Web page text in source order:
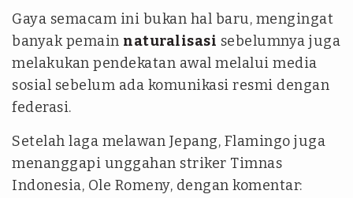
Gaya semacam ini bukan hal baru, mengingat
banyak pemain naturalisasi sebelumnya juga
melakukan pendekatan awal melalui media
sosial sebelum ada komunikasi resmi dengan
federasi.
Setelah laga melawan Jepang, Flamingo juga
menanggapi unggahan striker Timnas
Indonesia, Ole Romeny, dengan komentar: